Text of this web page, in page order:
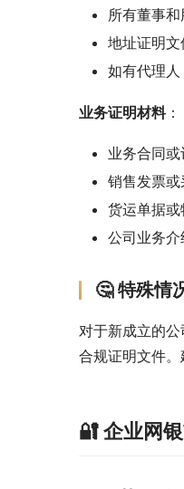
所有董事
地址证明文
如有代理
业务证明材料：
业务合同
销售发票
货运单据
公司业务
🤔 特殊情
对于新成立的
合规证明文件。
🔐 企业网